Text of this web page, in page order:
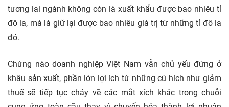
tương lai ngành không còn là xuất khẩu được bao nhiêu tỉ
đô la, mà là giữ lại được bao nhiêu giá trị từ những tỉ đô la
đó.
Chừng nào doanh nghiệp Việt Nam vẫn chủ yếu đứng ở
khâu sản xuất, phần lớn lợi ích từ những cú hích như giảm
thuế sẽ tiếp tục chảy về các mắt xích khác trong chuỗi